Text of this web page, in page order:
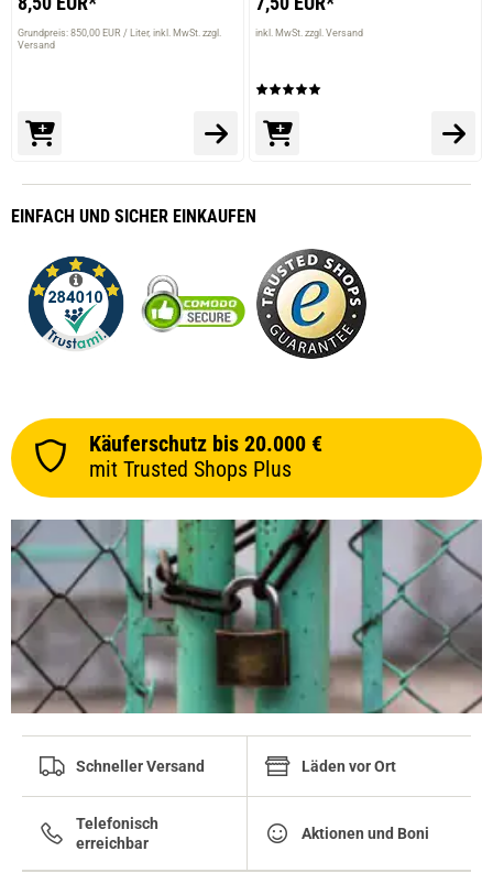
Grundpreis: 850,00 EUR / Liter inkl. MwSt. zzgl.
Versand
inkl. MwSt. zzgl. Versand
EINFACH UND SICHER EINKAUFEN
Käuferschutz bis 20.000 €
mit Trusted Shops Plus
Schneller Versand Läden vor Ort
Telefonisch
erreichbar
Aktionen und Boni